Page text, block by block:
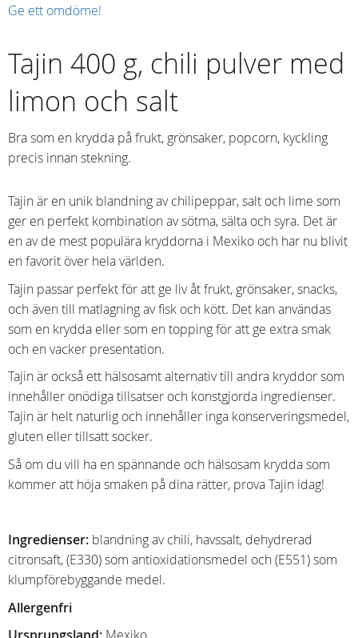
Ge ett omdöme!
Tajin 400 g, chili pulver med
limon och salt
Bra som en krydda på frukt, grönsaker, popcorn, kyckling
precis innan stekning.
Tajin är en unik blandning av chilipeppar, salt och lime som
ger en perfekt kombination av sötma, sälta och syra. Det är
en av de mest populära kryddorna i Mexiko och har nu blivit
en favorit över hela världen.
Tajin passar perfekt för att ge liv åt frukt, grönsaker, snacks,
och även till matlagning av fisk och kött. Det kan användas
som en krydda eller som en topping för att ge extra smak
och en vacker presentation.
Tajin är också ett hälsosamt alternativ till andra kryddor som
innehåller onödiga tillsatser och konstgjorda ingredienser.
Tajin är helt naturlig och innehåller inga konserveringsmedel,
gluten eller tillsatt socker.
Så om du vill ha en spännande och hälsosam krydda som
kommer att höja smaken på dina rätter, prova Tajin idag!
Ingredienser: blandning av chili, havssalt, dehydrerad
citronsaft, (E330) som antioxidationsmedel och (E551) som
klumpförebyggande medel.
Allergenfri